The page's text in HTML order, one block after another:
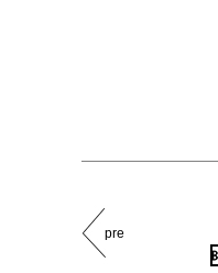
pre